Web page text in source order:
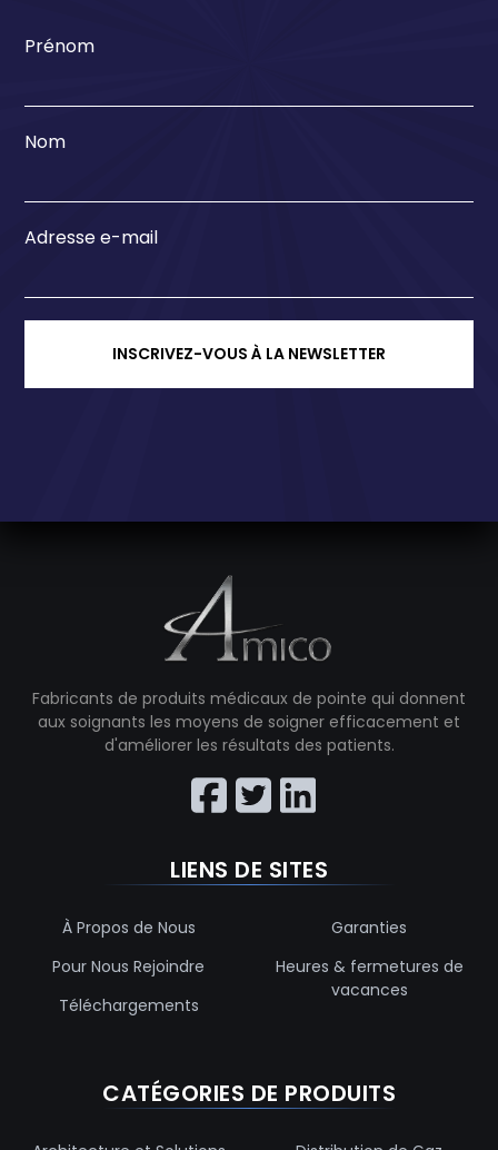
Prénom
Nom
Adresse e-mail
INSCRIVEZ-VOUS À LA NEWSLETTER
Fabricants de produits médicaux de pointe qui donnent
aux soignants les moyens de soigner efficacement et
d'améliorer les résultats des patients.
LIENS DE SITES
À Propos de Nous
Pour Nous Rejoindre
Téléchargements
Garanties
Heures & fermetures de
vacances
CATÉGORIES DE PRODUITS